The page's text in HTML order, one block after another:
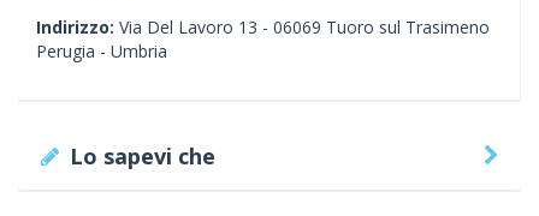
Indirizzo: Via Del Lavoro 13 - 06069 Tuoro sul Trasimeno
Perugia - Umbria
Lo sapevi che